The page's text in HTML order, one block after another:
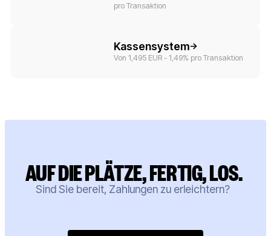
pro Transaktion
Kassensystem
Von 1,495 EUR - 1,49% pro Transaktion
AUF DIE PLÄTZE, FERTIG, LOS.
Sind Sie bereit, Zahlungen zu erleichtern?